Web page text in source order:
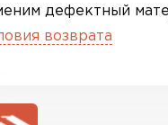
дефектный
возврата